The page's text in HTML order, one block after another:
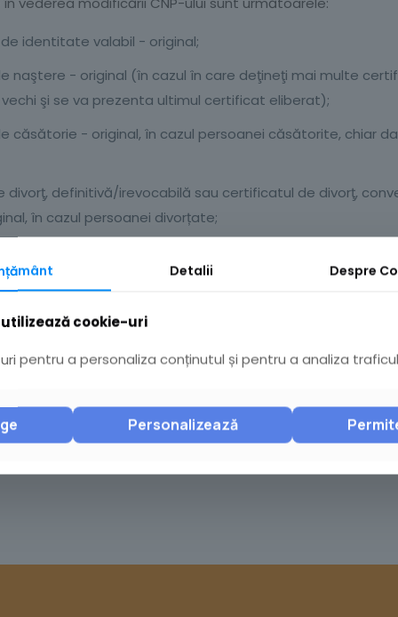
identitate valabil - original;
naştere - original (în cazul în care deţineţi mai multe
şi se va prezenta ultimul certificat eliberat);
căsătorie - original, în cazul persoanei căsătorite, chiar
divorţ, definitivă/irevocabilă sau certificatul de divorţ,
în cazul persoanei divorțate;
naştere ale copiilor cu vârsta mai mică de 14 ani, după
şi act de identitate împuternicit, după caz.
Civilă, îl înscrie pe certificatele de stare civilă la
Detalii Despre
cookie-uri
pentru a personaliza conținutul și pentru a analiza
Personalizează